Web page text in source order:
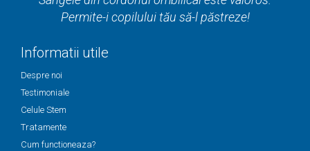
Permite-i copilului tău să-l păstreze!
Informatii utile
Despre noi
Testimoniale
Celule Stem
Tratamente
Cum functioneaza?